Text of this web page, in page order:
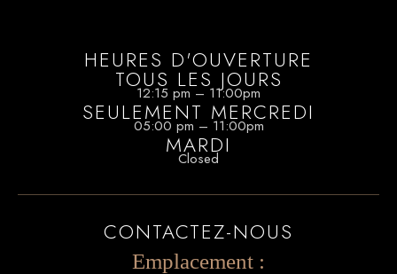
HEURES D'OUVERTURE
TOUS LES JOURS
12:15 pm – 11:00pm
SEULEMENT MERCREDI
05:00 pm – 11:00pm
MARDI
Closed
CONTACTEZ-NOUS
Emplacement :